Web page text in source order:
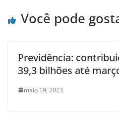
Você pode
Previdência:
39,3 bilhões até
maio 19, 2023